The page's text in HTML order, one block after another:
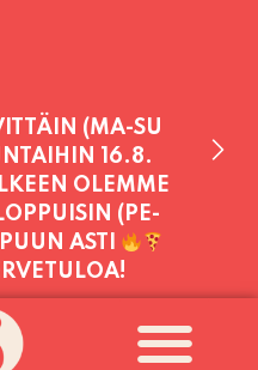
(MA-SU
16.8.
OLEMME
(PE-
ASTI
TÄNÄÄN:
- 21:00